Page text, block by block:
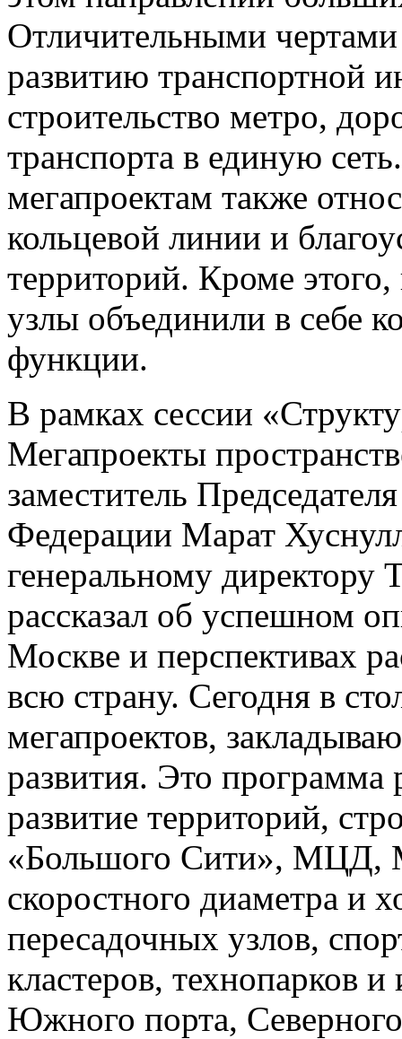
Отличительными
развитию транспортной
строительство метро,
транспорта в единую
мегапроектам также
кольцевой линии и
территорий. Кроме
узлы объединили в себе
функции.
В рамках сессии
Мегапроекты
заместитель
Федерации Марат
генеральному
рассказал об успешном
Москве и перспективах
всю страну. Сегодня в
мегапроектов,
развития. Это программа
развитие территорий,
«Большого Сити», МЦД,
скоростного диаметра и
пересадочных узлов,
кластеров, технопарков и
Южного порта,